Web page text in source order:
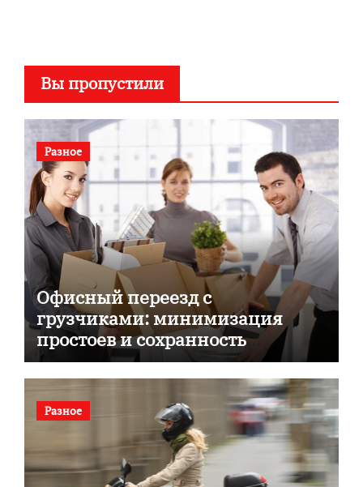
Вы пропустили
Разное
Офисный переезд с
грузчиками: минимизация
простоев и сохранность
документов
Разное